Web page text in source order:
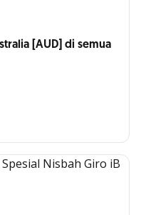
[AUD] di semua